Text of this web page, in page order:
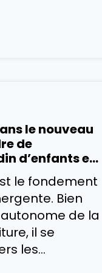
langue
sa
mais
le même :
le nouveau
de
d’enfants en
le fondement
Bien
de la
il se
les
les